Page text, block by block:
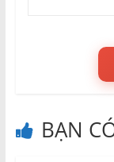
BẠN